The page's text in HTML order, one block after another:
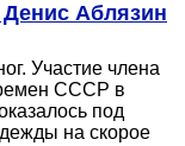
Аблязин
Участие члена
СССР в
под
на скорое